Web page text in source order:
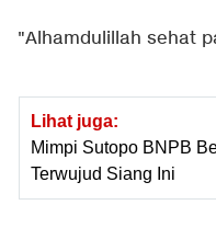
"Alhamdulillah sehat
Lihat juga:
Mimpi Sutopo BNPB
Terwujud Siang Ini